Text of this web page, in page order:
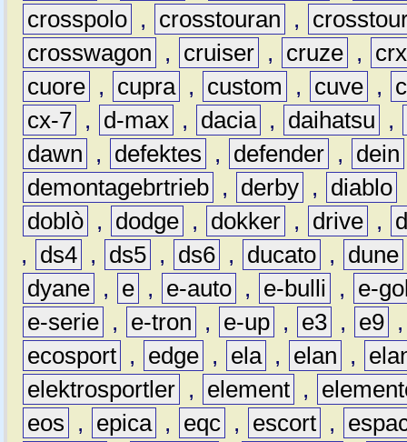
crosspolo , crosstouran ,
crosswagon
, cruiser , cruze ,
crx
cuore , cupra , custom , cuve ,
cx-7 , d-max , dacia , daihatsu
,
dawn
, defektes , defender , dein
demontagebrtrieb , derby , diablo
doblò , dodge , dokker , drive ,
,
ds4 , ds5 , ds6 , ducato , dune
dyane , e , e-auto , e-bulli ,
e-
e-serie , e-tron , e-up , e3 , e9
ecosport , edge , ela , elan ,
elektrosportler , element ,
eos
, epica , eqc , escort ,